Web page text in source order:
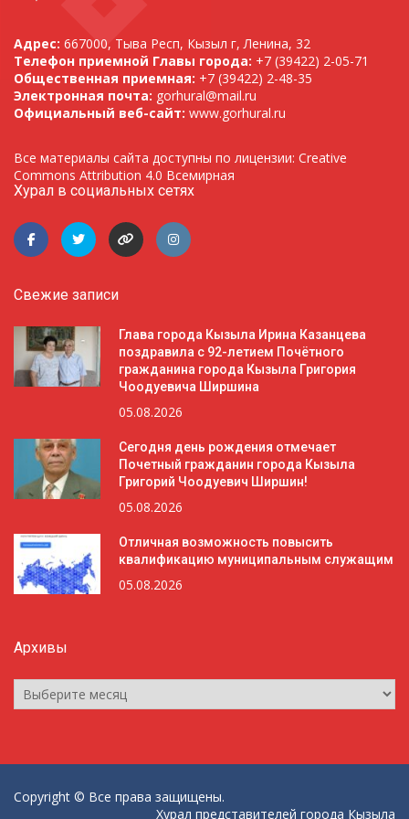
Адрес: 667000, Тыва Респ, Кызыл г, Ленина, 32
Телефон приемной Главы города: +7 (39422) 2-05-71
Общественная приемная: +7 (39422) 2-48-35
Электронная почта: gorhural@mail.ru
Официальный веб-сайт: www.gorhural.ru
Все материалы сайта доступны по лицензии: Creative
Commons Attribution 4.0 Всемирная
Хурал в социальных сетях
Свежие записи
Глава города Кызыла Ирина Казанцева
поздравила с 92-летием Почётного
гражданина города Кызыла Григория
Чоодуевича Ширшина
05.08.2026
Сегодня день рождения отмечает
Почетный гражданин города Кызыла
Григорий Чоодуевич Ширшин!
05.08.2026
Отличная возможность повысить
квалификацию муниципальным служащим
05.08.2026
Архивы
Архивы
Copyright © Все права защищены.
Хурал представителей города Кызыла